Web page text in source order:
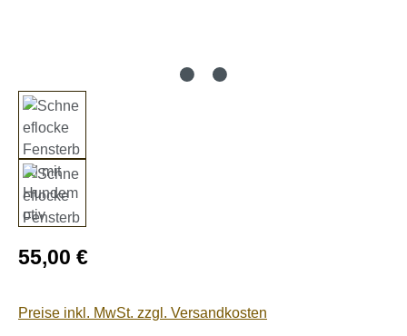
Regulärer Preis:
55,00 €
Preise inkl. MwSt. zzgl. Versandkosten